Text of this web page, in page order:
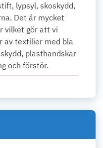
lypsyl, skoskydd,
Det är mycket
vilket gör att vi
av textilier med bla
plasthandskar
och förstör.